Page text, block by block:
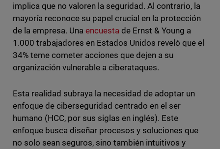
implica que no valoren la seguridad. Al contrario, la
mayoría reconoce su papel crucial en la protección
de la empresa. Una encuestade Ernst & Young a
1.000 trabajadores en Estados Unidos reveló que el
34% teme cometer acciones que dejen a su
organización vulnerable a ciberataques.
Esta realidad subraya la necesidad de adoptar un
enfoque de ciberseguridad centrado en el ser
humano (HCC, por sus siglas en inglés). Este
enfoque busca diseñar procesos y soluciones que
no solo sean seguros, sino también intuitivos y